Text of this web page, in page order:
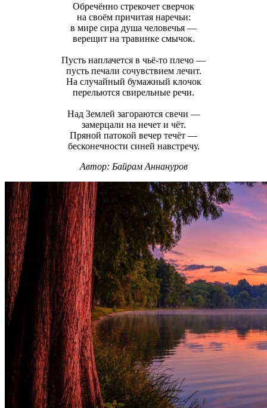
Обречённо стрекочет сверчок
на своём причитая наречьи:
в мире сира душа человечья —
верещит на травинке смычок.
Пусть наплачется в чьё-то плечо —
пусть печали сочувствием лечит.
На случайный бумажный клочок
перельются свирельные речи.
Над Землей загораются свечи —
замерцали на нечет и чёт.
Пряной патокой вечер течёт —
бесконечности синей навстречу.
Автор: Байрам Аннануров